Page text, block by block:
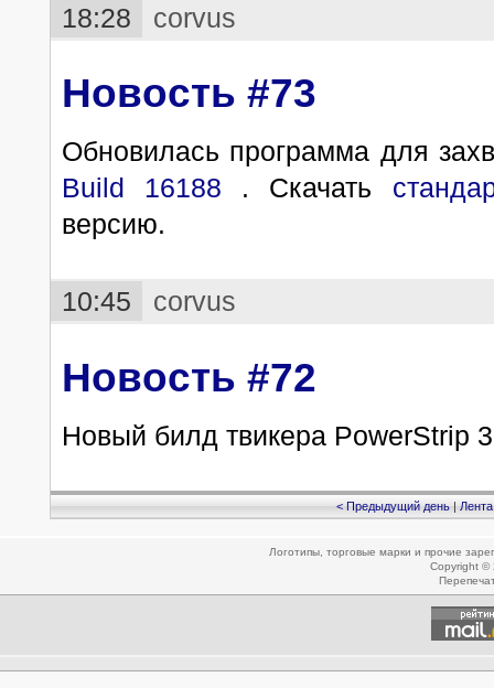
18:28 corvus
Новость #73
Обновилась программа для
Build 16188 . Скачать
версию.
10:45 corvus
Новость #72
Новый билд твикера PowerStrip
< Предыдущий день|Лента
Логотипы, торговые марки и прочие
Copyright ©